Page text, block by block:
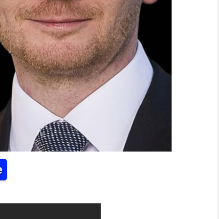
GEHEN AUF DIE STRASSE